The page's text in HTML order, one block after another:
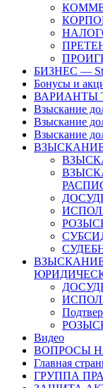
БИЗНЕС —
Бонусы и
ВАРИАНТЫ
Взыскание
Взыскание
Взыскание
Видео
ВОПРОСЫ
Главная
ГРУППА